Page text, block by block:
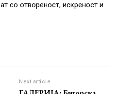
со отвореност, искреност и
Next article